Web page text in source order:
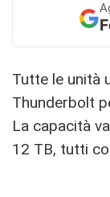
Tutte le unità
Thunderbolt
La capacità
12 TB, tutti